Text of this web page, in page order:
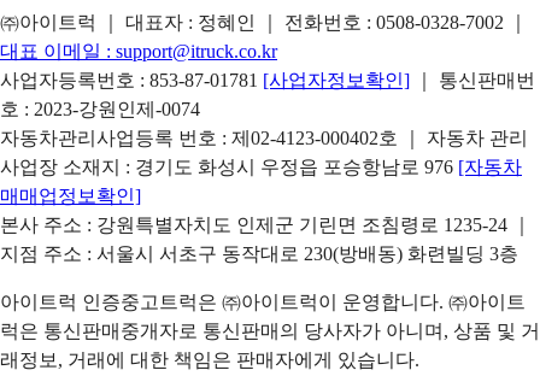
㈜아이트럭 ｜ 대표자 : 정혜인 ｜ 전화번호 : 0508-0328-7002
대표 이메일 : support@itruck.co.kr
사업자등록번호 : 853-87-01781 [사업자정보확인]
｜ 통신판매번
호 : 2023-강원인제-0074
자동차관리사업등록 번호 : 제02-4123-000402호 ｜ 자동차 관리
사업장 소재지 : 경기도 화성시 우정읍 포승항남로 976 [자동차
매매업정보확인]
본사 주소 : 강원특별자치도 인제군 기린면 조침령로 1235-24 ｜
지점 주소 : 서울시 서초구 동작대로 230(방배동) 화련빌딩 3층
아이트럭 인증중고트럭은 ㈜아이트럭이 운영합니다. ㈜아이트
럭은 통신판매중개자로 통신판매의 당사자가 아니며, 상품 및 거
래정보, 거래에 대한 책임은 판매자에게 있습니다.